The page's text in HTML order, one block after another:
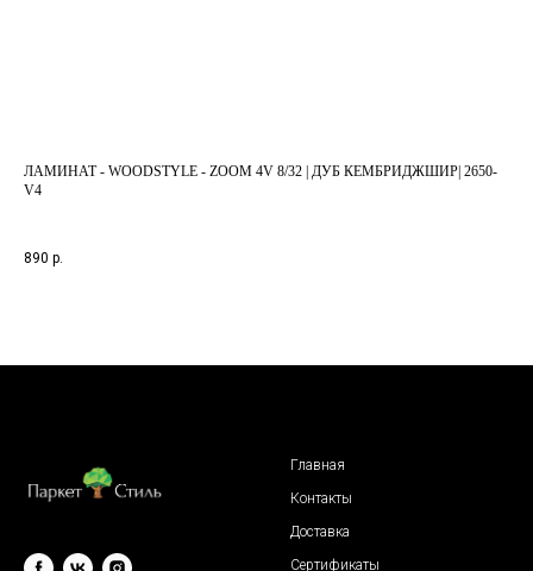
ЛАМИНАТ - WOODSTYLE - ZOOM 4V 8/32 | ДУБ КЕМБРИДЖШИР| 2650-
V4
890 р.
Главная
Контакты
Доставка
Сертификаты